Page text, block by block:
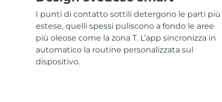
I punti di contatto sottili detergono le parti più
estese, quelli spessi puliscono a fondo le aree
più oleose come la zona T. L’app sincronizza in
automatico la routine personalizzata sul
dispositivo.